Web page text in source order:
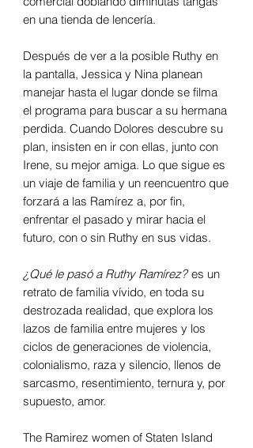
en una tienda de lencería.
Después de ver a la posible Ruthy en
la pantalla, Jessica y Nina planean
manejar hasta el lugar donde se filma
el programa para buscar a su hermana
perdida. Cuando Dolores descubre su
plan, insisten en ir con ellas, junto con
Irene, su mejor amiga. Lo que sigue es
un viaje de familia y un reencuentro que
forzará a las Ramírez a, por fin,
enfrentar el pasado y mirar hacia el
futuro, con o sin Ruthy en sus vidas.
¿Qué le pasó a Ruthy Ramírez?es un
retrato de familia vívido, en toda su
destrozada realidad, que explora los
lazos de familia entre mujeres y los
ciclos de generaciones de violencia,
colonialismo, raza y silencio, llenos de
sarcasmo, resentimiento, ternura y, por
supuesto, amor.
The Ramirez women of Staten Island